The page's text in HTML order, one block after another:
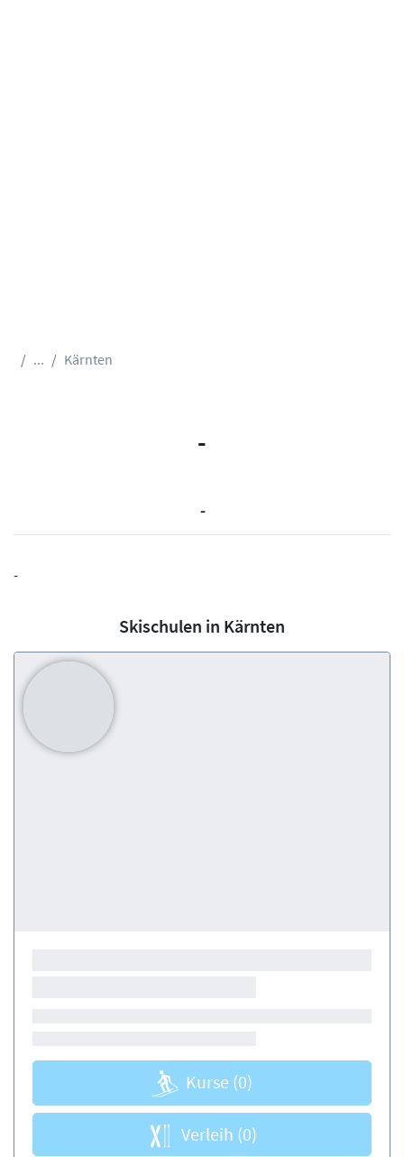
... Kärnten
-
-
-
Skischulen in Kärnten
Kurse (0)
Verleih (0)